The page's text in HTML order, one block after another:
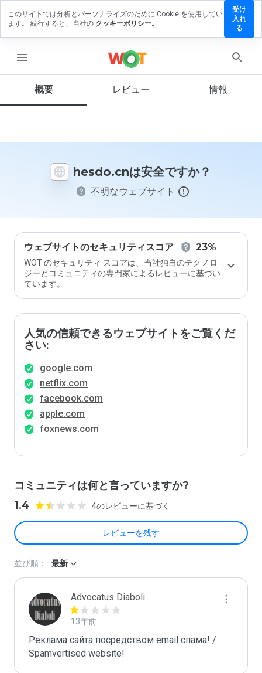
menu
概要 レビュー 情報
hesdo.cnは安全ですか？
不明なウェブサイト
ウェブサイトのセキュリティスコア 23%
WOT のセキュリティ スコアは、当社独自のテクノロ
ジーとコミュニティの専門家によるレビューに基づい
ています。
人気の信頼できるウェブサイトをご覧くだ
さい:
google.com
netflix.com
facebook.com
apple.com
foxnews.com
コミュニティは何と言っていますか?
1.4 4のレビューに基づく
レビューを残す
レビ
ーを
ブサ
に評
価し
ます
か？
並び順： 最新
Advocatus Diaboli
13年前
Реклама сайта посредством email спама! /
Spamvertised website!
このサイトでは分析とパーソナライズのために Cookie を使用してい
ます。 続行すると、当社の クッキーポリシー。
受け
入れ
る